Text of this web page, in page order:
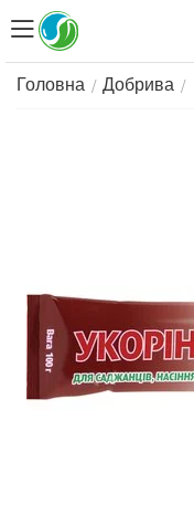
Головна / Добрива /